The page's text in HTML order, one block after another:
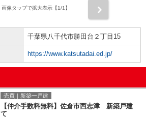
画像タップで拡大表示【1/1】
千葉県八千代市勝田台２丁目15
https://www.katsutadai.ed.jp/
売買｜新築一戸建
【仲介手数料無料】佐倉市西志津 新築戸建
て